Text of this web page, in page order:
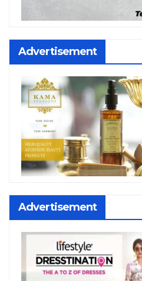
Advertisement
Advertisement